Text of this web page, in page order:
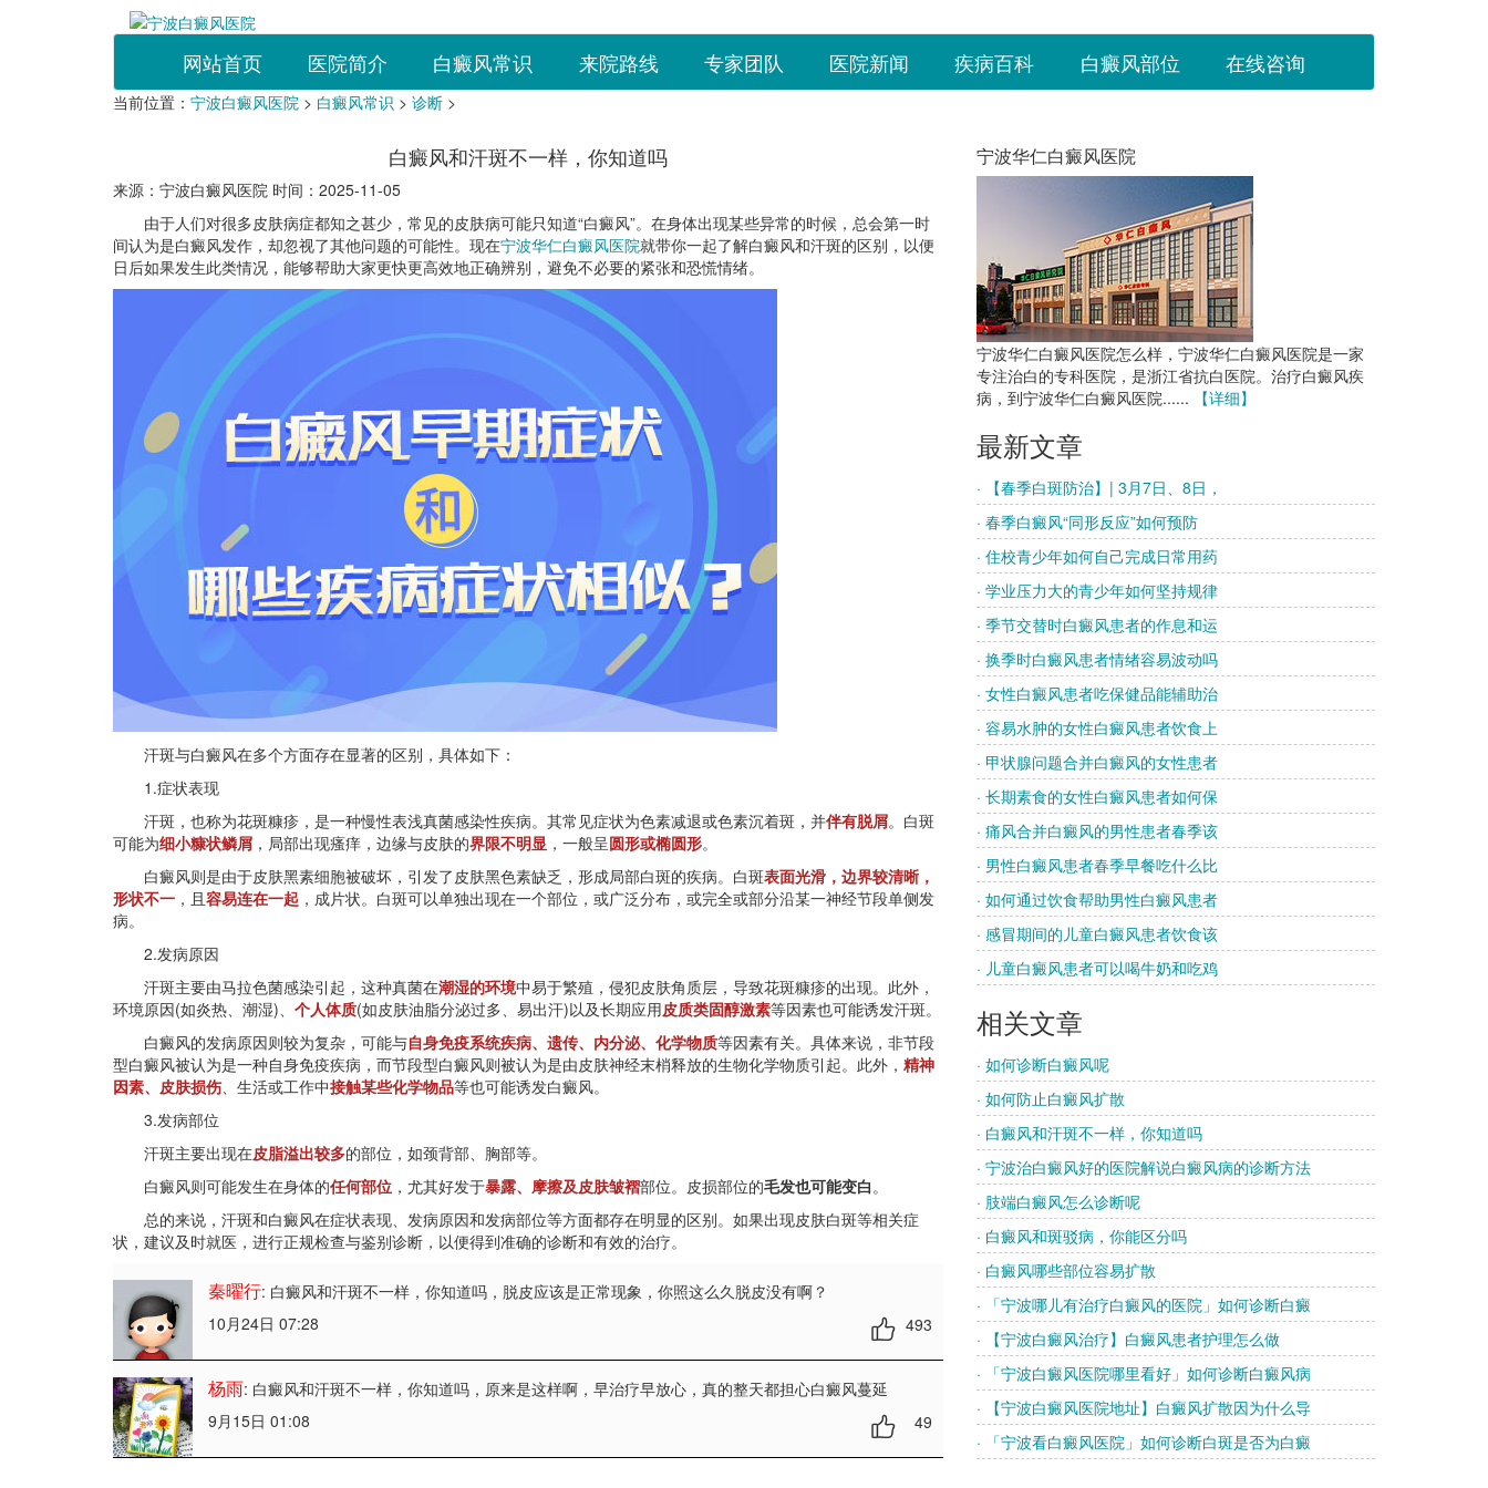
网站首页 医院简介 白癜风常识 来院路线 专家团队 医院新闻 疾病百科 白癜风部位 在线咨询
当前位置： 宁波白癜风医院 > 白癜风常识 > 诊断 >
白癜风和汗斑不一样，你知道吗
来源：宁波白癜风医院 时间：2025-11-05
由于人们对很多皮肤病症都知之甚少，常见的皮肤病可能只知道“白癜风”。在身体出现某些异常的时候，总会第一时
间认为是白癜风发作，却忽视了其他问题的可能性。现在宁波华仁白癜风医院就带你一起了解白癜风和汗斑的区别，以便
日后如果发生此类情况，能够帮助大家更快更高效地正确辨别，避免不必要的紧张和恐慌情绪。
汗斑与白癜风在多个方面存在显著的区别，具体如下：
1.症状表现
汗斑，也称为花斑糠疹，是一种慢性表浅真菌感染性疾病。其常见症状为色素减退或色素沉着斑，并伴有脱屑。白斑
可能为细小糠状鳞屑 ，局部出现瘙痒，边缘与皮肤的界限不明显 ，一般呈圆形或椭圆形。
白癜风则是由于皮肤黑素细胞被破坏，引发了皮肤黑色素缺乏，形成局部白斑的疾病。白斑表面光滑，边界较清晰，
形状不一 ，且容易连在一起 ，成片状。白斑可以单独出现在一个部位，或广泛分布，或完全或部分沿某一神经节段单侧发
病。
2.发病原因
汗斑主要由马拉色菌感染引起，这种真菌在潮湿的环境中易于繁殖，侵犯皮肤角质层，导致花斑糠疹的出现。此外，
环境原因(如炎热、潮湿)、 个人体质(如皮肤油脂分泌过多、易出汗)以及长期应用皮质类固醇激素等因素也可能诱发汗斑。
白癜风的发病原因则较为复杂，可能与自身免疫系统疾病、遗传、内分泌、化学物质等因素有关。具体来说，非节段
型白癜风被认为是一种自身免疫疾病，而节段型白癜风则被认为是由皮肤神经末梢释放的生物化学物质引起。此外， 精神
因素、皮肤损伤、生活或工作中接触某些化学物品等也可能诱发白癜风。
3.发病部位
汗斑主要出现在皮脂溢出较多的部位，如颈背部、胸部等。
白癜风则可能发生在身体的任何部位 ，尤其好发于暴露、摩擦及皮肤皱褶部位。皮损部位的毛发也可能变白。
总的来说，汗斑和白癜风在症状表现、发病原因和发病部位等方面都存在明显的区别。如果出现皮肤白斑等相关症
状，建议及时就医，进行正规检查与鉴别诊断，以便得到准确的诊断和有效的治疗。
秦曜行: 白癜风和汗斑不一样，你知道吗 ，脱皮应该是正常现象，你照这么久脱皮没有啊？
10月24日 07:28
493
杨雨: 白癜风和汗斑不一样，你知道吗 ，原来是这样啊，早治疗早放心，真的整天都担心白癜风蔓延
9月15日 01:08
49
宁波华仁白癜风医院
宁波华仁白癜风医院怎么样，宁波华仁白癜风医院是一家
专注治白的专科医院，是浙江省抗白医院。治疗白癜风疾
病，到宁波华仁白癜风医院......
【详细】
最新文章
· 【春季白斑防治】| 3月7日、8日，
· 春季白癜风“同形反应”如何预防
· 住校青少年如何自己完成日常用药
· 学业压力大的青少年如何坚持规律
· 季节交替时白癜风患者的作息和运
· 换季时白癜风患者情绪容易波动吗
· 女性白癜风患者吃保健品能辅助治
· 容易水肿的女性白癜风患者饮食上
· 甲状腺问题合并白癜风的女性患者
· 长期素食的女性白癜风患者如何保
· 痛风合并白癜风的男性患者春季该
· 男性白癜风患者春季早餐吃什么比
· 如何通过饮食帮助男性白癜风患者
· 感冒期间的儿童白癜风患者饮食该
· 儿童白癜风患者可以喝牛奶和吃鸡
相关文章
· 如何诊断白癜风呢
· 如何防止白癜风扩散
· 白癜风和汗斑不一样，你知道吗
· 宁波治白癜风好的医院解说白癜风病的诊断方法
· 肢端白癜风怎么诊断呢
· 白癜风和斑驳病，你能区分吗
· 白癜风哪些部位容易扩散
· 「宁波哪儿有治疗白癜风的医院」如何诊断白癜
· 【宁波白癜风治疗】白癜风患者护理怎么做
· 「宁波白癜风医院哪里看好」如何诊断白癜风病
· 【宁波白癜风医院地址】白癜风扩散因为什么导
· 「宁波看白癜风医院」如何诊断白斑是否为白癜